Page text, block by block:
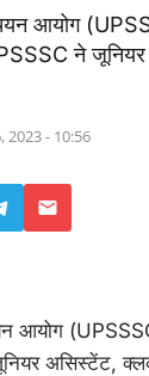
आयोग
ने
2023 - 10:56
आयोग
असिस्टेंट,